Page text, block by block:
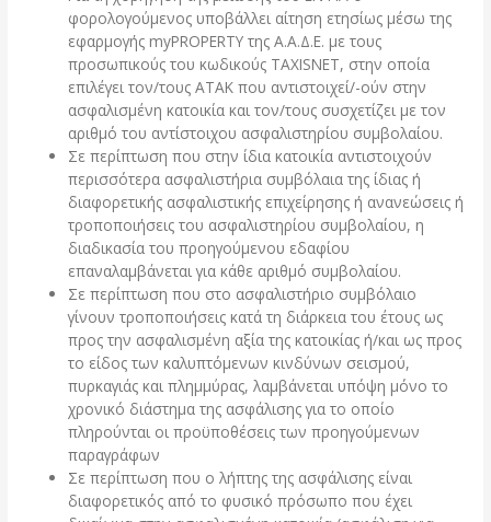
φορολογούμενος υποβάλλει αίτηση ετησίως μέσω της
εφαρμογής myPROPERTY της Α.Α.Δ.Ε. με τους
προσωπικούς του κωδικούς TAXISNET, στην οποία
επιλέγει τον/τους ΑΤΑΚ που αντιστοιχεί/-ούν στην
ασφαλισμένη κατοικία και τον/τους συσχετίζει με τον
αριθμό του αντίστοιχου ασφαλιστηρίου συμβολαίου.
Σε περίπτωση που στην ίδια κατοικία αντιστοιχούν
περισσότερα ασφαλιστήρια συμβόλαια της ίδιας ή
διαφορετικής ασφαλιστικής επιχείρησης ή ανανεώσεις ή
τροποποιήσεις του ασφαλιστηρίου συμβολαίου, η
διαδικασία του προηγούμενου εδαφίου
επαναλαμβάνεται για κάθε αριθμό συμβολαίου.
Σε περίπτωση που στο ασφαλιστήριο συμβόλαιο
γίνουν τροποποιήσεις κατά τη διάρκεια του έτους ως
προς την ασφαλισμένη αξία της κατοικίας ή/και ως προς
το είδος των καλυπτόμενων κινδύνων σεισμού,
πυρκαγιάς και πλημμύρας, λαμβάνεται υπόψη μόνο το
χρονικό διάστημα της ασφάλισης για το οποίο
πληρούνται οι προϋποθέσεις των προηγούμενων
παραγράφων
Σε περίπτωση που ο λήπτης της ασφάλισης είναι
διαφορετικός από το φυσικό πρόσωπο που έχει